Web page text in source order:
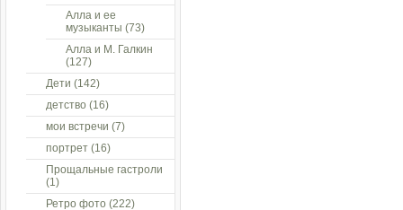
Алла и ее
музыканты (73)
Алла и М. Галкин
(127)
Дети (142)
детство (16)
мои встречи (7)
портрет (16)
Прощальные гастроли
(1)
Ретро фото (222)